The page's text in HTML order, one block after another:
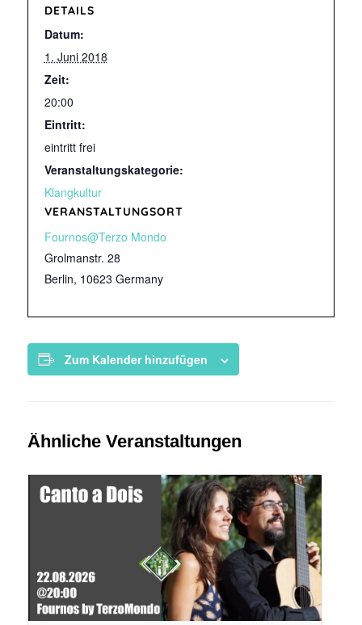
DETAILS
Datum:
1. Juni 2018
Zeit:
20:00
Eintritt:
eintritt frei
Veranstaltungskategorie:
Klangkultur
VERANSTALTUNGSORT
Fournos@Terzo Mondo
Grolmanstr. 28
Berlin, 10623 Germany
Zum Kalender hinzufügen
Ähnliche Veranstaltungen